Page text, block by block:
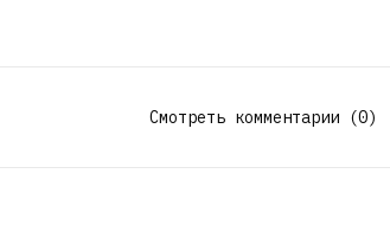
Смотреть комментарии (0)